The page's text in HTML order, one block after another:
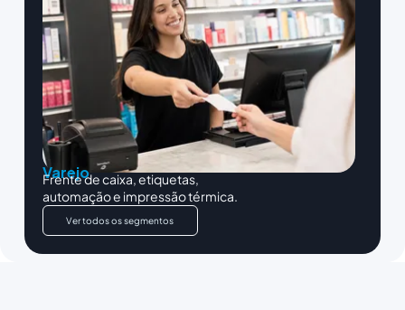
Varejo
Frente de caixa, etiquetas,
automação e impressão térmica.
Ver todos os segmentos